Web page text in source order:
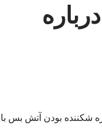
شکننده بودن آتش بس با